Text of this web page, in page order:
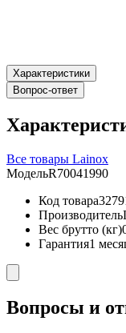
Характеристики
Вопрос-ответ
Все товары Lainox
МодельR70041990
Код товара
Производитель
Вес брутто (кг)
Гарантия1
Вопросы и